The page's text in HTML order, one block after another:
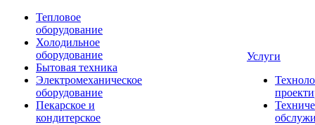
Тепловое
оборудование
Холодильное
оборудование
Бытовая техника
Электромеханическое
оборудование
Пекарское и
кондитерское
Услуги